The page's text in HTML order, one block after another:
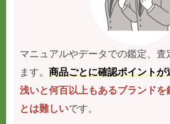
マニュアルやデータでの鑑定、査
ます。商品ごとに確認ポイントが
浅いと何百以上もあるブランドを
とは難しいです。